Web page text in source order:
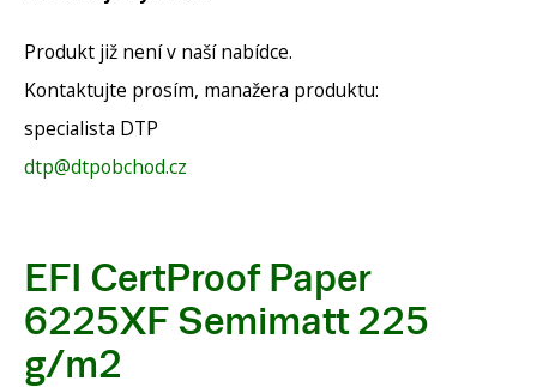
Produkt již není v naší nabídce.
Kontaktujte prosím, manažera produktu:
specialista DTP
dtp@dtpobchod.cz
EFI CertProof Paper
6225XF Semimatt 225
g/m2